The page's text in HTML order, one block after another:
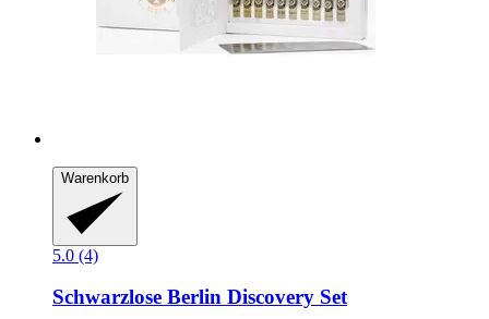
Warenkorb
5.0 (4)
Schwarzlose Berlin Discovery Set